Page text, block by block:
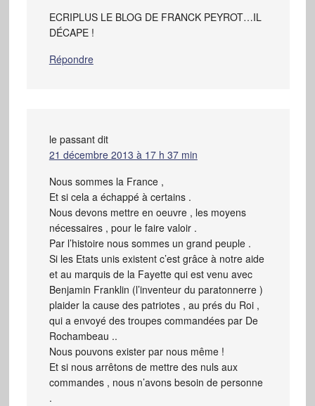
ECRIPLUS LE BLOG DE FRANCK PEYROT…IL
DÉCAPE !
Répondre
le passant dit
21 décembre 2013 à 17 h 37 min
Nous sommes la France ,
Et si cela a échappé à certains .
Nous devons mettre en oeuvre , les moyens
nécessaires , pour le faire valoir .
Par l’histoire nous sommes un grand peuple .
Si les Etats unis existent c’est grâce à notre aide
et au marquis de la Fayette qui est venu avec
Benjamin Franklin (l’inventeur du paratonnerre )
plaider la cause des patriotes , au prés du Roi ,
qui a envoyé des troupes commandées par De
Rochambeau ..
Nous pouvons exister par nous même !
Et si nous arrêtons de mettre des nuls aux
commandes , nous n’avons besoin de personne
.